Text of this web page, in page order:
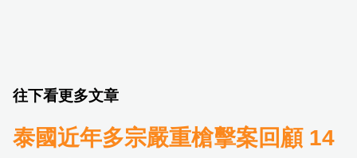
往下看更多文章
泰國近年多宗嚴重槍擊案回顧 14